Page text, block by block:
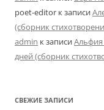
poet-editor к записи
(сборник
admin к записиАльфия
дней (сборник
СВЕЖИЕ ЗАПИСИ